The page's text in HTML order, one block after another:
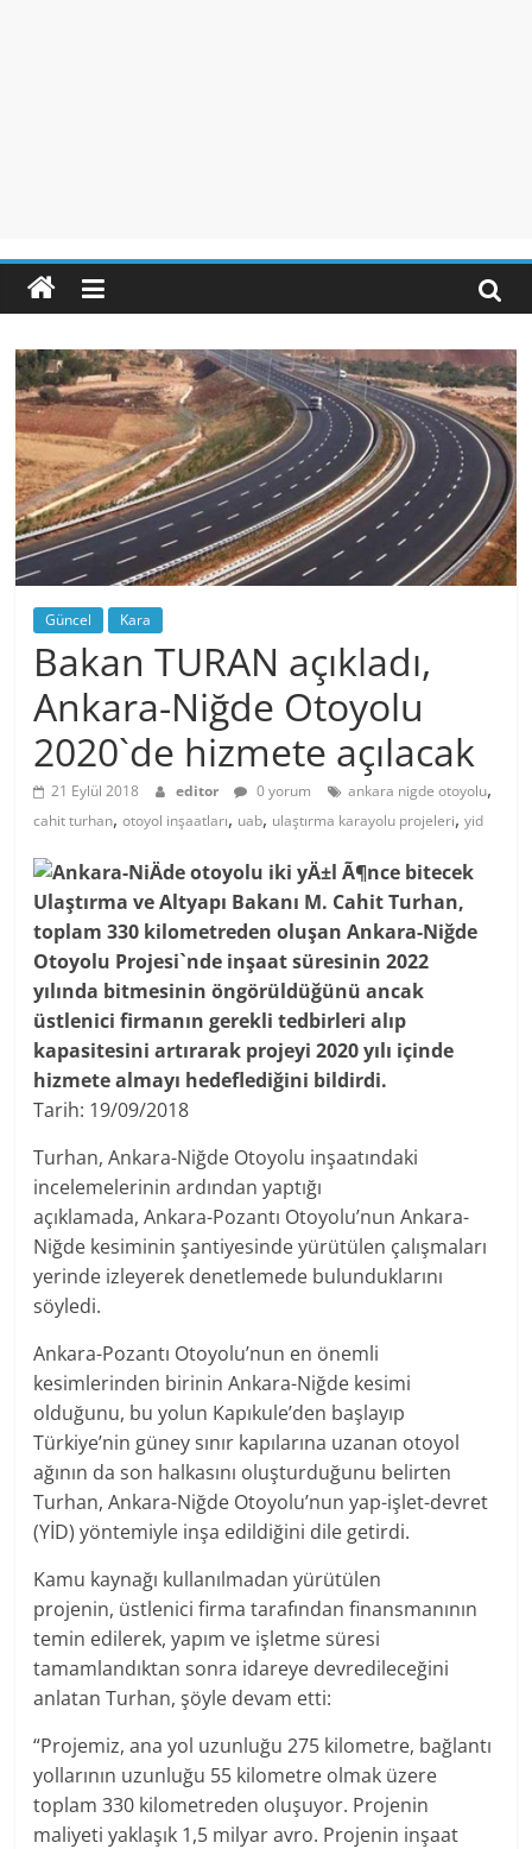
Güncel Kara
Bakan TURAN açıkladı,
Ankara-Niğde Otoyolu
2020`de hizmete açılacak
21 Eylül 2018 editor 0 yorum ankara nigde otoyolu,
cahit turhan,otoyol inşaatları, uab, ulaştırma karayolu projeleri,yid
Ulaştırma ve Altyapı Bakanı M. Cahit Turhan,
toplam 330 kilometreden oluşan Ankara-Niğde
Otoyolu Projesi`nde inşaat süresinin 2022
yılında bitmesinin öngörüldüğünü ancak
üstlenici firmanın gerekli tedbirleri alıp
kapasitesini artırarak projeyi 2020 yılı içinde
hizmete almayı hedeflediğini bildirdi.
Tarih: 19/09/2018
Turhan, Ankara-Niğde Otoyolu inşaatındaki
incelemelerinin ardından yaptığı
açıklamada, Ankara-Pozantı Otoyolu’nun Ankara-
Niğde kesiminin şantiyesinde yürütülen çalışmaları
yerinde izleyerek denetlemede bulunduklarını
söyledi.
Ankara-Pozantı Otoyolu’nun en önemli
kesimlerinden birinin Ankara-Niğde kesimi
olduğunu, bu yolun Kapıkule’den başlayıp
Türkiye’nin güney sınır kapılarına uzanan otoyol
ağının da son halkasını oluşturduğunu belirten
Turhan, Ankara-Niğde Otoyolu’nun yap-işlet-devret
(YİD) yöntemiyle inşa edildiğini dile getirdi.
Kamu kaynağı kullanılmadan yürütülen
projenin, üstlenici firma tarafından finansmanının
temin edilerek, yapım ve işletme süresi
tamamlandıktan sonra idareye devredileceğini
anlatan Turhan, şöyle devam etti:
“Projemiz, ana yol uzunluğu 275 kilometre, bağlantı
yollarının uzunluğu 55 kilometre olmak üzere
toplam 330 kilometreden oluşuyor. Projenin
maliyeti yaklaşık 1,5 milyar avro. Projenin inşaat